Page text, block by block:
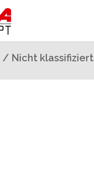
/ Nicht klassifiziert